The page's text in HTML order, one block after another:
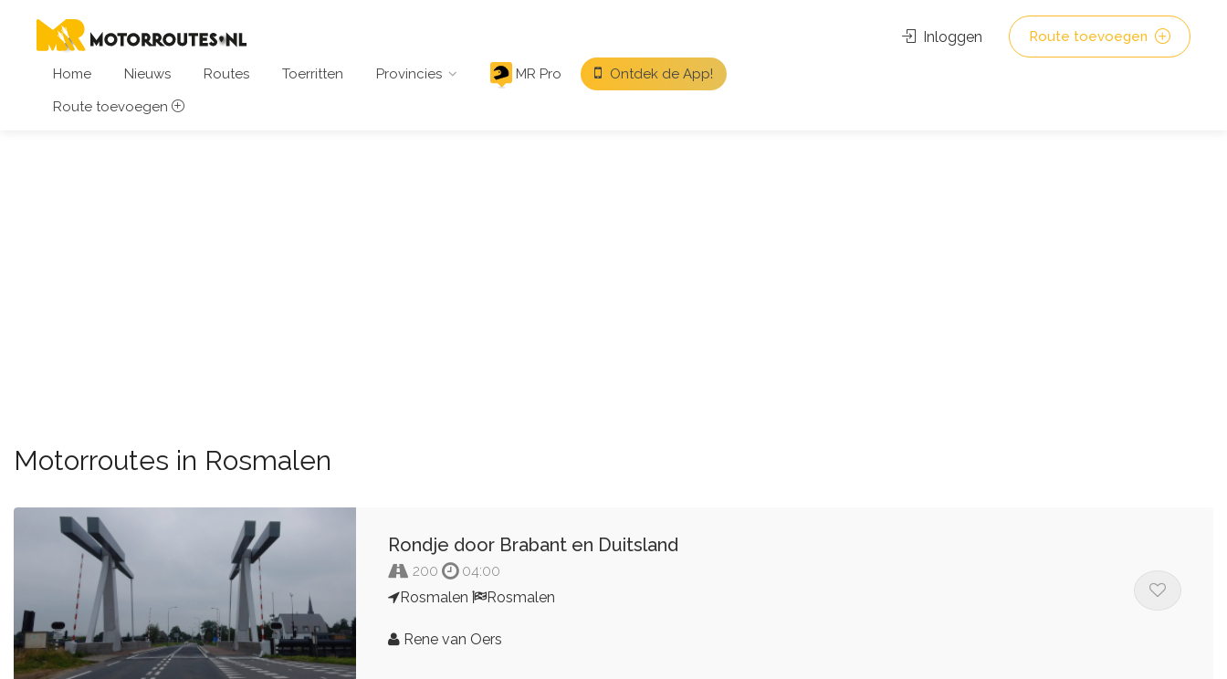
Home Nieuws Routes Toerritten Provincies MR Pro
Ontdek de App!
Route toevoegen
Inloggen Route toevoegen
Motorroutes in Rosmalen
Rondje door Brabant en Duitsland
200
04:00
Rosmalen
Rosmalen
Rene van Oers